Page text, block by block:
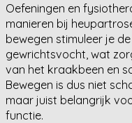
Oefeningen en
manieren bij
bewegen stimuleer je
gewrichtsvocht, wat
van het kraakbeen en
Bewegen is dus niet
maar juist belangrijk
functie.